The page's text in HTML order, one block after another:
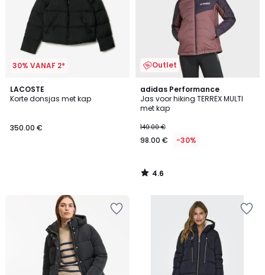
30% VANAF 2*
LACOSTE
Korte donsjas met kap
350.00 €
Outlet
adidas Performance
Jas voor hiking TERREX MULTI
met kap
140.00 €
98.00 € -30%
4.6
/ 5
4.6
/